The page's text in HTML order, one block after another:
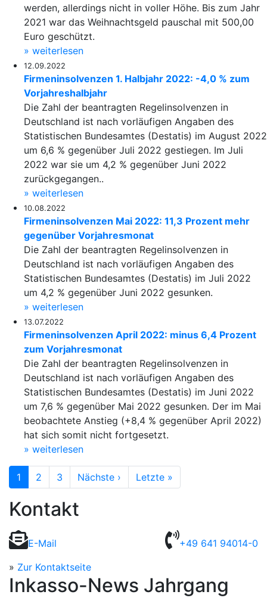
werden, allerdings nicht in voller Höhe. Bis zum Jahr
2021 war das Weihnachtsgeld pauschal mit 500,00
Euro geschützt.
» weiterlesen
12.09.2022
Firmeninsolvenzen 1. Halbjahr 2022: -4,0 % zum
Vorjahreshalbjahr
Die Zahl der beantragten Regelinsolvenzen in
Deutschland ist nach vorläufigen Angaben des
Statistischen Bundesamtes (Destatis) im August 2022
um 6,6 % gegenüber Juli 2022 gestiegen. Im Juli
2022 war sie um 4,2 % gegenüber Juni 2022
zurückgegangen..
» weiterlesen
10.08.2022
Firmeninsolvenzen Mai 2022: 11,3 Prozent mehr
gegenüber Vorjahresmonat
Die Zahl der beantragten Regelinsolvenzen in
Deutschland ist nach vorläufigen Angaben des
Statistischen Bundesamtes (Destatis) im Juli 2022
um 4,2 % gegenüber Juni 2022 gesunken.
» weiterlesen
13.07.2022
Firmeninsolvenzen April 2022: minus 6,4 Prozent
zum Vorjahresmonat
Die Zahl der beantragten Regelinsolvenzen in
Deutschland ist nach vorläufigen Angaben des
Statistischen Bundesamtes (Destatis) im Juni 2022
um 7,6 % gegenüber Mai 2022 gesunken. Der im Mai
beobachtete Anstieg (+8,4 % gegenüber April 2022)
hat sich somit nicht fortgesetzt.
» weiterlesen
Seitennummerierung
1 2 3 Nächste › Nächste Seite
Letzte »
Kontakt
E-Mail
+49 641 94014-0
» Zur Kontaktseite
Inkasso-News Jahrgang